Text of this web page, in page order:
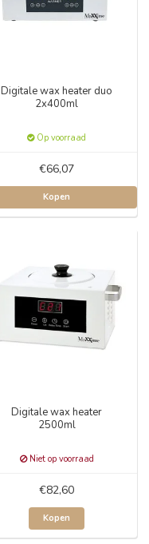
Digitale wax heater duo
2x400ml
Op voorraad
€66,07
Kopen
Digitale wax heater
2500ml
Niet op voorraad
€82,60
Kopen